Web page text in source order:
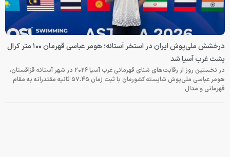
درخشش ملی‌پوش ایران در استخر آستانه؛ هومر عباسی قهرمان ۱۰۰ متر کرال
پشت غرب آسیا شد
در نخستین روز از رقابت‌های شنای قهرمانی غرب آسیا ۲۰۲۶ در شهر آستانه قزاقستان،
هومر عباسی ملی‌پوش شایسته کشورمان با ثبت زمان ۵۷.۴۵ ثانیه مقتدرانه به مقام
قهرمانی و مدال